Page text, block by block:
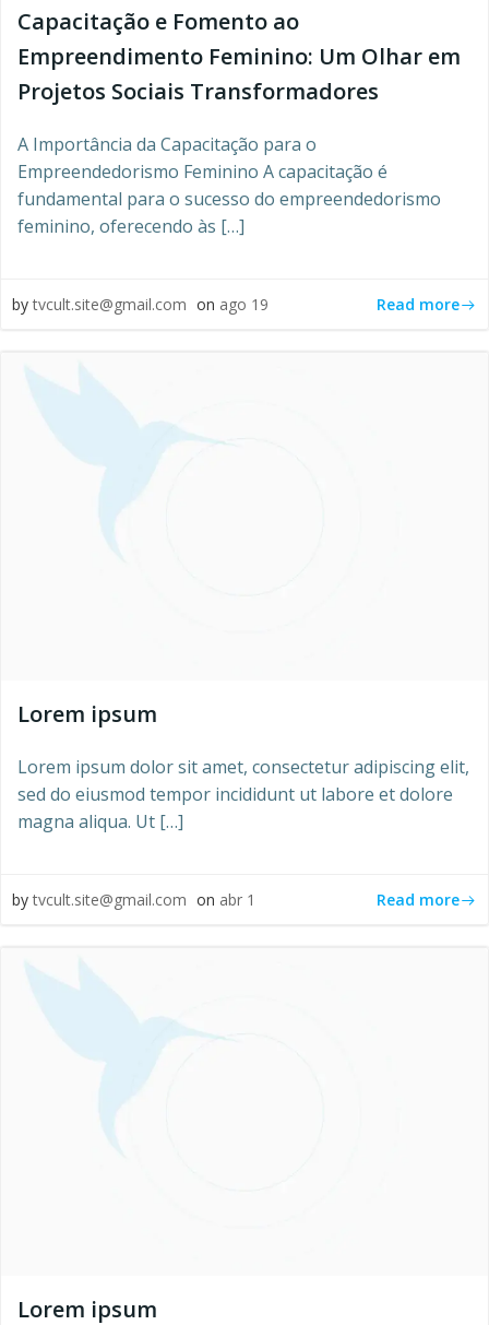
Capacitação e Fomento ao
Empreendimento Feminino: Um Olhar em
Projetos Sociais Transformadores
A Importância da Capacitação para o
Empreendedorismo Feminino A capacitação é
fundamental para o sucesso do empreendedorismo
feminino, oferecendo às […]
by tvcult.site@gmail.com on ago 19 Read more
Lorem ipsum
Lorem ipsum dolor sit amet, consectetur adipiscing elit,
sed do eiusmod tempor incididunt ut labore et dolore
magna aliqua. Ut […]
by tvcult.site@gmail.com on abr 1 Read more
Lorem ipsum